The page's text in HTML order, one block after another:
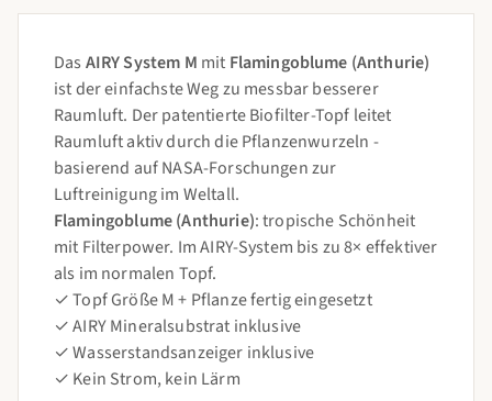
Das AIRY System M mit Flamingoblume (Anthurie)
ist der einfachste Weg zu messbar besserer
Raumluft. Der patentierte Biofilter-Topf leitet
Raumluft aktiv durch die Pflanzenwurzeln -
basierend auf NASA-Forschungen zur
Luftreinigung im Weltall.
Flamingoblume (Anthurie): tropische Schönheit
mit Filterpower. Im AIRY-System bis zu 8× effektiver
als im normalen Topf.
✓ Topf Größe M + Pflanze fertig eingesetzt
✓ AIRY Mineralsubstrat inklusive
✓ Wasserstandsanzeiger inklusive
✓ Kein Strom, kein Lärm